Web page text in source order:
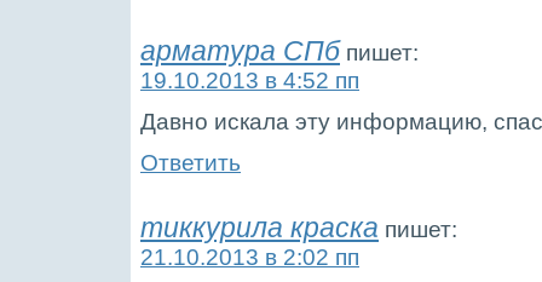
арматура СПб пишет:
19.10.2013 в 4:52 пп
Давно искала эту информацию,
Ответить
тиккурила краска пишет:
21.10.2013 в 2:02 пп